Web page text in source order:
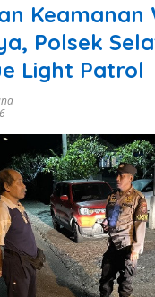
Keamanan
Polsek
Light Patrol